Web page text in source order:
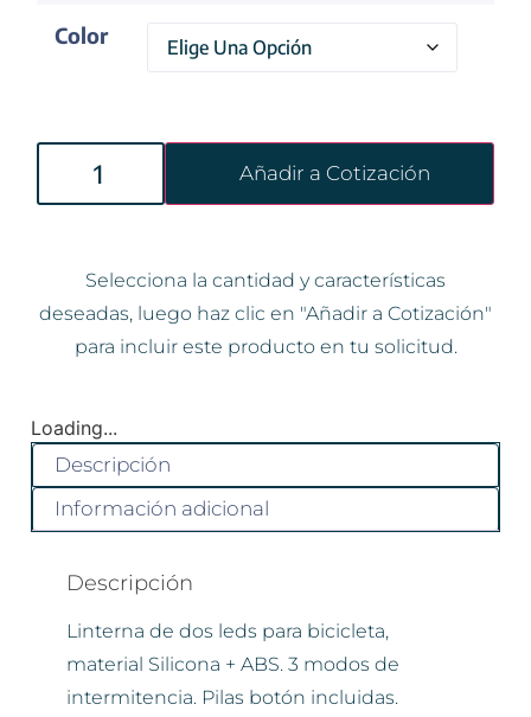
Color
Añadir a Cotización
Selecciona la cantidad y características
deseadas, luego haz clic en "Añadir a Cotización"
para incluir este producto en tu solicitud.
Loading...
Descripción
Información adicional
Descripción
Linterna de dos leds para bicicleta,
material Silicona + ABS. 3 modos de
intermitencia. Pilas botón incluidas.